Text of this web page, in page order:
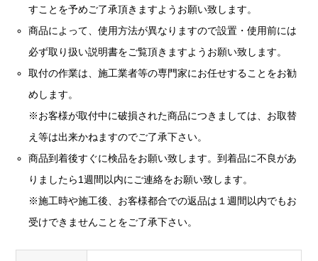
すことを予めご了承頂きますようお願い致します。
商品によって、使用方法が異なりますので設置・使用前には
必ず取り扱い説明書をご覧頂きますようお願い致します。
取付の作業は、施工業者等の専門家にお任せすることをお勧
めします。
※お客様が取付中に破損された商品につきましては、お取替
え等は出来かねますのでご了承下さい。
商品到着後すぐに検品をお願い致します。到着品に不良があ
りましたら1週間以内にご連絡をお願い致します。
※施工時や施工後、お客様都合での返品は１週間以内でもお
受けできませんことをご了承下さい。